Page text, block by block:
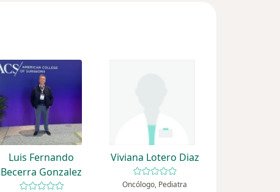
Luis Fernando
Becerra Gonzalez
Viviana Lotero Diaz
Oncólogo, Pediatra